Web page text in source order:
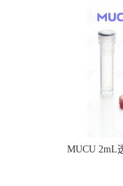
MUCU 2mL